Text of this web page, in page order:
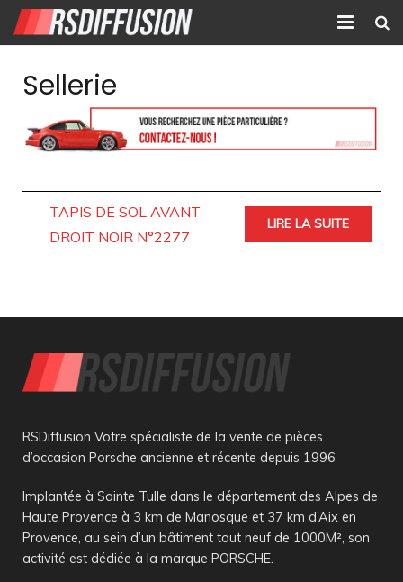
Nouvelles annonces
Annonces prolongées
Atelier mécanique
Contact
Sellerie
TAPIS DE SOL AVANT
DROIT NOIR N°2277
LIRE LA SUITE
RSDiffusion Votre spécialiste de la vente de pièces
d’occasion Porsche ancienne et récente depuis 1996
Implantée à Sainte Tulle dans le département des Alpes de
Haute Provence à 3 km de Manosque et 37 km d’Aix en
Provence, au sein d’un bâtiment tout neuf de 1000M², son
activité est dédiée à la marque PORSCHE.